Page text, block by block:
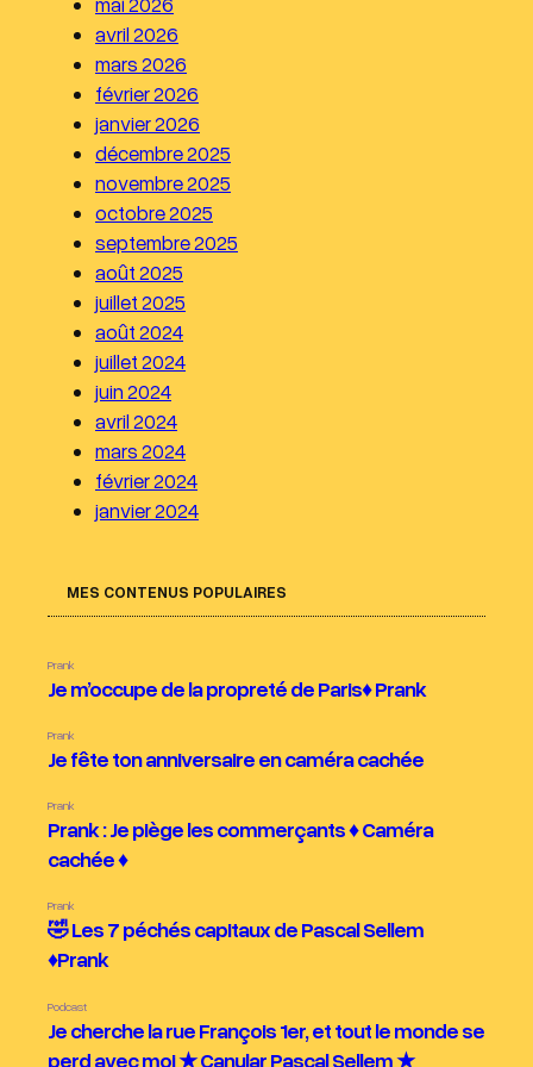
avril 2026
mars 2026
février 2026
janvier 2026
décembre 2025
novembre 2025
octobre 2025
septembre 2025
août 2025
juillet 2025
août 2024
juillet 2024
juin 2024
avril 2024
mars 2024
février 2024
janvier 2024
MES CONTENUS POPULAIRES